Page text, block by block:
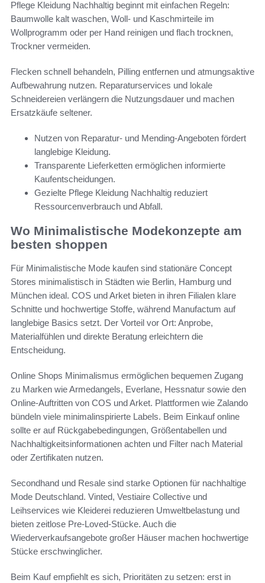
Pflege Kleidung Nachhaltig beginnt mit einfachen Regeln:
Baumwolle kalt waschen, Woll- und Kaschmirteile im
Wollprogramm oder per Hand reinigen und flach trocknen,
Trockner vermeiden.
Flecken schnell behandeln, Pilling entfernen und atmungsaktive
Aufbewahrung nutzen. Reparaturservices und lokale
Schneidereien verlängern die Nutzungsdauer und machen
Ersatzkäufe seltener.
Nutzen von Reparatur- und Mending-Angeboten fördert
langlebige Kleidung.
Transparente Lieferketten ermöglichen informierte
Kaufentscheidungen.
Gezielte Pflege Kleidung Nachhaltig reduziert
Ressourcenverbrauch und Abfall.
Wo Minimalistische Modekonzepte am
besten shoppen
Für Minimalistische Mode kaufen sind stationäre Concept
Stores minimalistisch in Städten wie Berlin, Hamburg und
München ideal. COS und Arket bieten in ihren Filialen klare
Schnitte und hochwertige Stoffe, während Manufactum auf
langlebige Basics setzt. Der Vorteil vor Ort: Anprobe,
Materialfühlen und direkte Beratung erleichtern die
Entscheidung.
Online Shops Minimalismus ermöglichen bequemen Zugang
zu Marken wie Armedangels, Everlane, Hessnatur sowie den
Online-Auftritten von COS und Arket. Plattformen wie Zalando
bündeln viele minimalinspirierte Labels. Beim Einkauf online
sollte er auf Rückgabebedingungen, Größentabellen und
Nachhaltigkeitsinformationen achten und Filter nach Material
oder Zertifikaten nutzen.
Secondhand und Resale sind starke Optionen für nachhaltige
Mode Deutschland. Vinted, Vestiaire Collective und
Leihservices wie Kleiderei reduzieren Umweltbelastung und
bieten zeitlose Pre-Loved-Stücke. Auch die
Wiederverkaufsangebote großer Häuser machen hochwertige
Stücke erschwinglicher.
Beim Kauf empfiehlt es sich, Prioritäten zu setzen: erst in